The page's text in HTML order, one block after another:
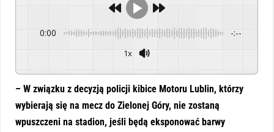
0:00 -:--
1x
– W związku z decyzją policji kibice Motoru Lublin, którzy
wybierają się na mecz do Zielonej Góry, nie zostaną
wpuszczeni na stadion, jeśli będą eksponować barwy